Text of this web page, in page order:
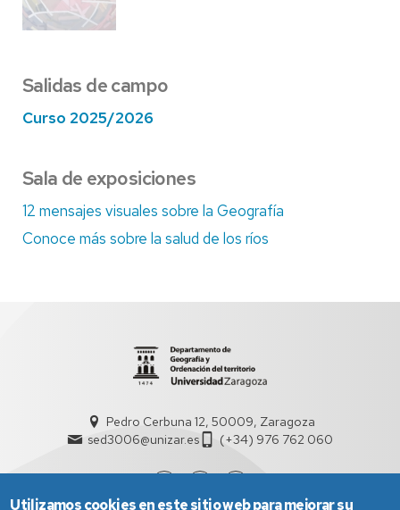
Salidas de campo
Curso 2025/2026
Sala de exposiciones
12 mensajes visuales sobre la Geografía
Conoce más sobre la salud de los ríos
Pedro Cerbuna 12, 50009, Zaragoza
sed3006@unizar.es
(+34) 976 762 060
Utilizamos cookies en este sitio web para mejorar su